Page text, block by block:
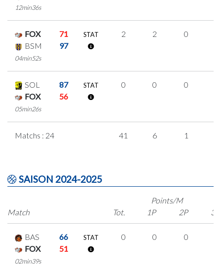
12min36s
FOX
71
BSM
97
04min52s
STAT 2 2 0
SOL
87
FOX
56
05min26s
STAT 0 0 0
Matchs : 24 41 6 1
SAISON 2024-2025
Match
Points/M
Tot.
1P 2P 3P
BAS
66
FOX
51
02min39s
STAT 0 0 0